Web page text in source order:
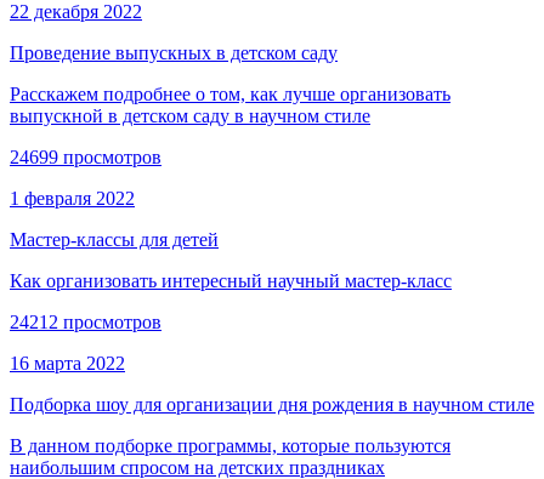
22 декабря 2022
Проведение выпускных в детском саду
Расскажем подробнее о том, как лучше организовать
выпускной в детском саду в научном стиле
24699 просмотров
1 февраля 2022
Мастер-классы для детей
Как организовать интересный научный мастер-класс
24212 просмотров
16 марта 2022
Подборка шоу для организации дня рождения в научном стиле
В данном подборке программы, которые пользуются
наибольшим спросом на детских праздниках